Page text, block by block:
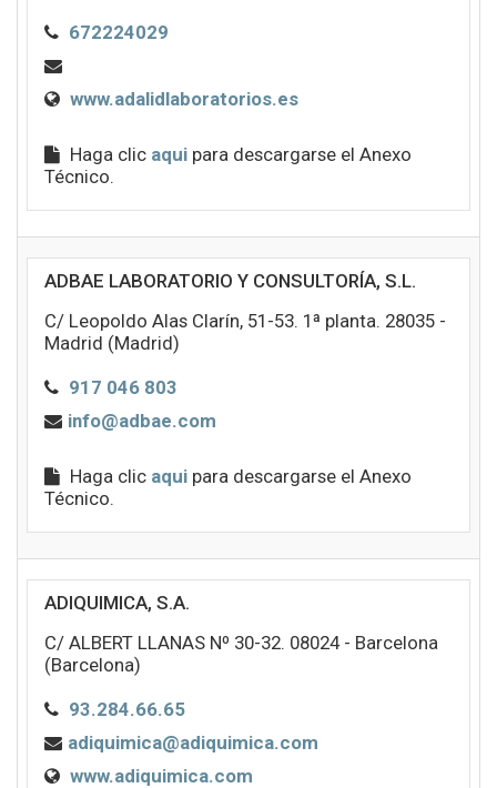
672224029
www.adalidlaboratorios.es
Haga clic aqui para descargarse el Anexo
Técnico.
ADBAE LABORATORIO Y CONSULTORÍA, S.L.
C/ Leopoldo Alas Clarín, 51-53. 1ª planta. 28035 -
Madrid (Madrid)
917 046 803
info@adbae.com
Haga clic aqui para descargarse el Anexo
Técnico.
ADIQUIMICA, S.A.
C/ ALBERT LLANAS Nº 30-32. 08024 - Barcelona
(Barcelona)
93.284.66.65
adiquimica@adiquimica.com
www.adiquimica.com